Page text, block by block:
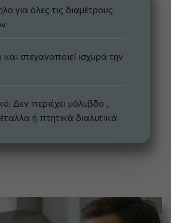
για όλες τις διαμέτρους
και στεγανοποιεί ισχυρά την
Δεν περιέχει μόλυβδο ,
ή πτητικά διαλυτικά